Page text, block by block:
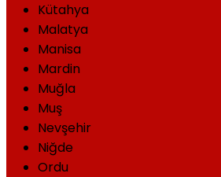
Kütahya
Malatya
Manisa
Mardin
Muğla
Muş
Nevşehir
Niğde
Ordu